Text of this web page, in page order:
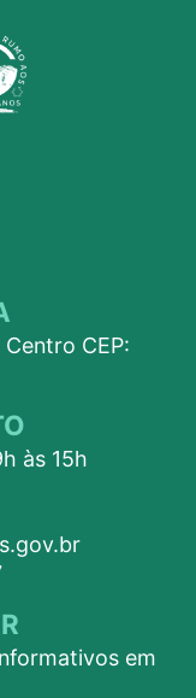
CEP:
às 15h
em